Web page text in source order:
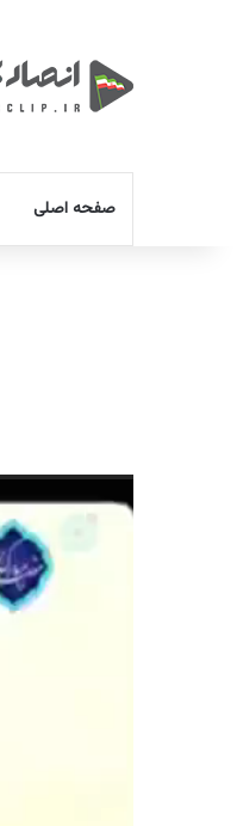
صفحه اصلی
نمایشگر
ویدیو